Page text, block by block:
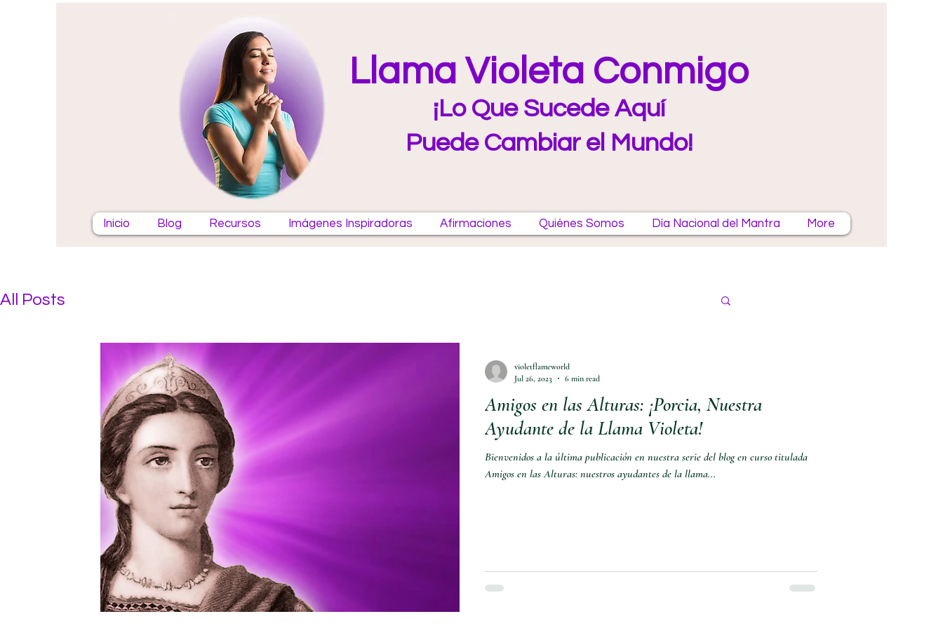
Llama Violeta Conmigo
¡Lo Que Sucede Aquí
Puede Cambiar el Mundo!
Inicio Blog Recursos Imágenes Inspiradoras Afirmaciones Quiénes Somos Día Nacional del Mantra More
All Posts
Amigos en las Alturas: ¡Porcia, Nuestra
Ayudante de la Llama Violeta!
Bienvenidos a la última publicación en nuestra serie del blog en curso titulada
Amigos en las Alturas: nuestros ayudantes de la llama...
violetflameworld
Jul 26, 2023
6 min read